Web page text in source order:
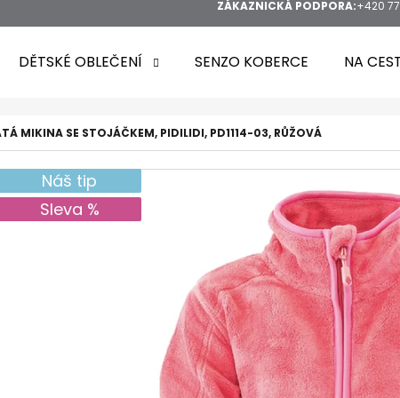
ZÁKAZNICKÁ PODPORA:+420
DĚTSKÉ OBLEČENÍ SENZO KOBERCE NA
MIKINA SE STOJÁČKEM, PIDILIDI, PD1114-03, RŮŽOVÁ
Náš tip
Sleva %
DOPORUČUJEME